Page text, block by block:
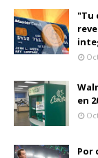
"Tu
en
Por